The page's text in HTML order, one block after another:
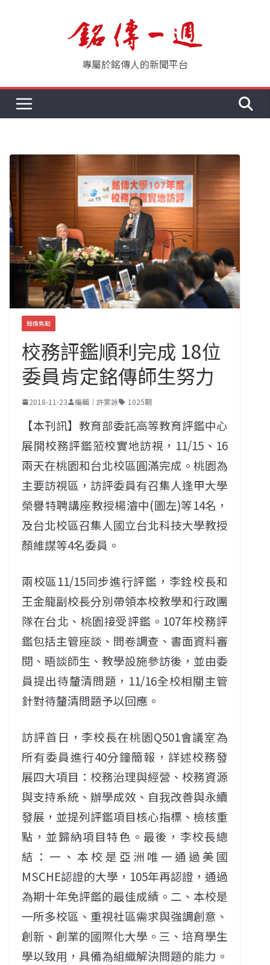
專屬於銘傳人的新聞平台
銘傳焦點
校務評鑑順利完成 18位
委員肯定銘傳師生努力
2018-11-23 編輯｜許棠詠 1025期
【本刊訊】教育部委託高等教育評鑑中心
展開校務評鑑蒞校實地訪視，11/15、16
兩天在桃園和台北校區圓滿完成。桃園為
主要訪視區，訪評委員有召集人逢甲大學
榮譽特聘講座教授楊濬中(圖左)等14名，
及台北校區召集人國立台北科技大學教授
顏維謀等4名委員。
兩校區11/15同步進行評鑑，李銓校長和
王金龍副校長分別帶領本校教學和行政團
隊在台北、桃園接受評鑑。107年校務評
鑑包括主管座談、問卷調查、書面資料審
閱、晤談師生、教學設施參訪後，並由委
員提出待釐清問題，11/16全校相關主管
針對待釐清問題予以回應。
訪評首日，李校長在桃園Q501會議室為
所有委員進行40分鐘簡報，詳述校務發
展四大項目：校務治理與經營、校務資源
與支持系統、辦學成效、自我改善與永續
發展，並提列評鑑項目核心指標、檢核重
點，並歸納項目特色。最後，李校長總
結：一、本校是亞洲唯一通過美國
MSCHE認證的大學，105年再認證，通過
為期十年免評鑑的最佳成績。二、本校是
一所多校區、重視社區需求與強調創意、
創新、創業的國際化大學。三、培育學生
學以致用，具備為組織解決問題的能力。